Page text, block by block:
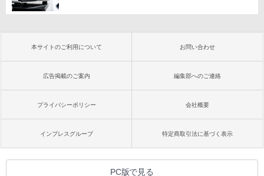
本サイトのご利用について お問い合わせ
広告掲載のご案内 編集部へのご連絡
プライバシーポリシー 会社概要
インプレスグループ 特定商取引法に基づく表示
PC版で見る